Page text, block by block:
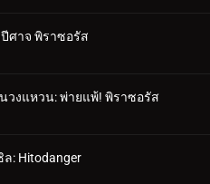
ศาจ พิราซอรัส
วงแหวน: พ่ายแพ้! พิราซอรัส
: Hitodanger